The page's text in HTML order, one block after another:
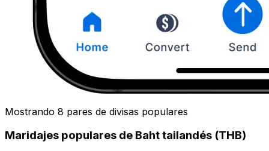
Mostrando 8 pares de divisas populares
Maridajes populares de Baht tailandés (THB)